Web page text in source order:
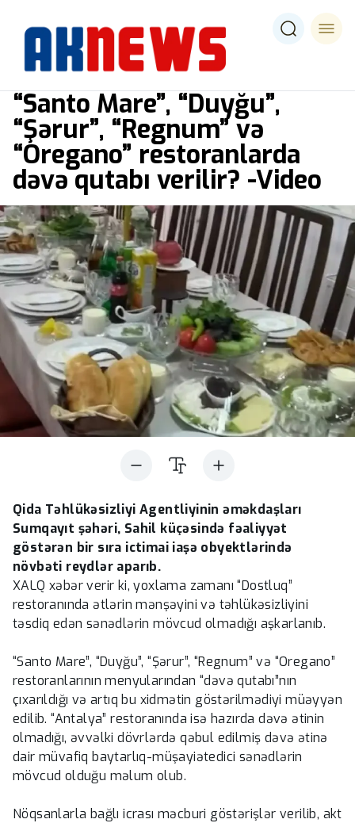
“Santo Mare”, “Duyğu”,
“Şərur”, “Regnum” və
“Oregano” restoranlarda
dəvə qutabı verilir? -Video
Qida Təhlükəsizliyi Agentliyinin əməkdaşları
Sumqayıt şəhəri, Sahil küçəsində fəaliyyət
göstərən bir sıra ictimai iaşə obyektlərində
növbəti reydlər aparıb.
XALQ xəbər verir ki, yoxlama zamanı “Dostluq”
restoranında ətlərin mənşəyini və təhlükəsizliyini
təsdiq edən sənədlərin mövcud olmadığı aşkarlanıb.
“Santo Mare”, “Duyğu”, “Şərur”, “Regnum” və “Oregano”
restoranlarının menyularından “dəvə qutabı”nın
çıxarıldığı və artıq bu xidmətin göstərilmədiyi müəyyən
edilib. “Antalya” restoranında isə hazırda dəvə ətinin
olmadığı, əvvəlki dövrlərdə qəbul edilmiş dəvə ətinə
dair müvafiq baytarlıq-müşayiətedici sənədlərin
mövcud olduğu məlum olub.
Nöqsanlarla bağlı icrası məcburi göstərişlər verilib, akt